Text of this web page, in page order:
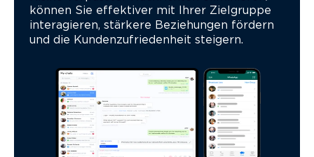
können Sie effektiver mit Ihrer Zielgruppe
interagieren, stärkere Beziehungen fördern
und die Kundenzufriedenheit steigern.